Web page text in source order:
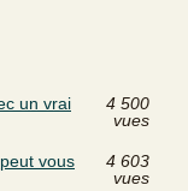
un vrai
4 500
vues
vous
4 603
vues